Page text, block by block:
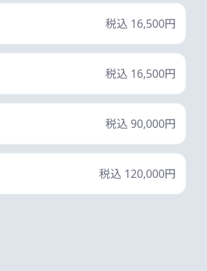
税込 16,500円
税込 16,500円
税込 90,000円
税込 120,000円